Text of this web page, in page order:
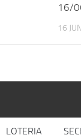
16/
16
LOTERIA